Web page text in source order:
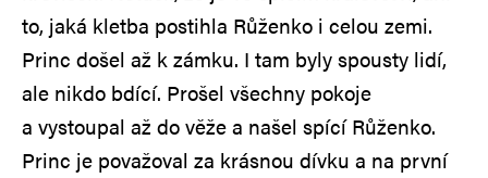
to, jaká kletba postihla Růženko i celou zemi.
Princ došel až k zámku. I tam byly spousty lidí,
ale nikdo bdící. Prošel všechny pokoje
a vystoupal až do věže a našel spící Růženko.
Princ je považoval za krásnou dívku a na první